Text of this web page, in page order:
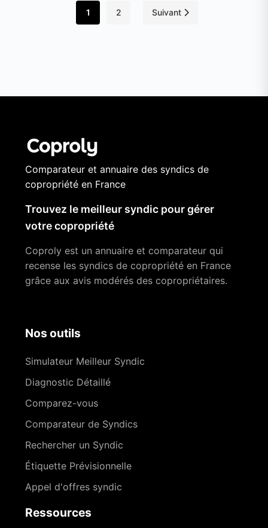
1 2 Suivant
Comparateur et annuaire des syndics de
copropriété en France
Trouvez le meilleur syndic pour gérer
votre copropriété
Coproly est un annuaire et comparateur qui
recense les syndics de copropriété en France
grâce aux avis modérés des copropriétaires.
Nos outils
Simulateur Meilleur Syndic
Diagnostic Détaillé
Comparez-vous
Comparateur de Syndics
Rechercher un Syndic
Étiquette Prévisionnelle
Appel d'offres syndic
Ressources